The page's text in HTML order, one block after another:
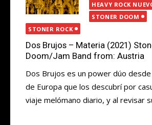
HEAVY ROCK
STONER DOOM
STONER ROCK
Dos Brujos – Materia (2021)
Doom/Jam Band from: Austria
Dos Brujos es un power dúo
de Europa que los descubrí por
viaje melómano diario, y al revisar